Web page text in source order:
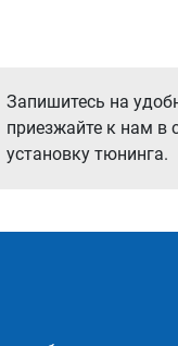
Запишитесь на
приезжайте к нам в
установку тюнинга.